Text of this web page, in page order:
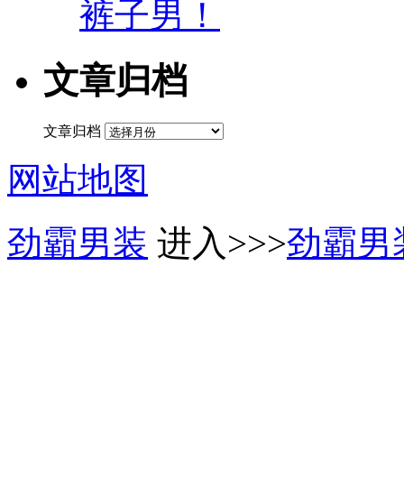
裤子男！
文章归档
文章归档
网站地图
劲霸男装 进入>>>劲霸男